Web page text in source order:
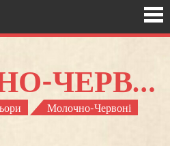
МОЛОЧНО-ЧЕРВОНІ
Молочно-Червоні